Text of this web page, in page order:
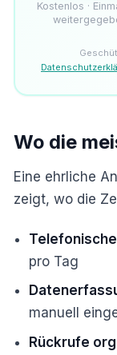
Kostenlos ·
Wo die
Eine ehrliche
zeigt, wo die
pro Tag
manuell
Rückrufe